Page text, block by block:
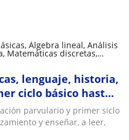
Álgebra lineal, Análisis
Matemáticas discretas,
lenguaje, historia,
ciclo básico hasta
leer, acá le
de la mejor
desde el
parvulario y primer siclo
y enseñar, a leer,